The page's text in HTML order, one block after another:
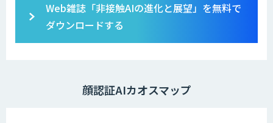
Web雑誌「非接触AIの進化と展望」を無料で
ダウンロードする
顔認証AIカオスマップ